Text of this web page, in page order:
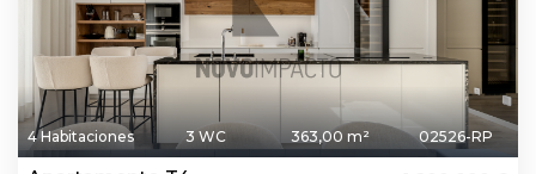
4 Habitaciones 3 WC 363,00 m² 02526-RP